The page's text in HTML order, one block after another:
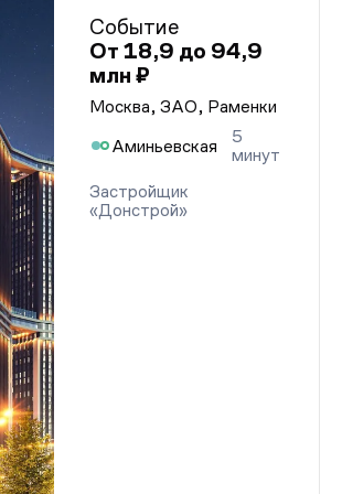
Событие
От 18,9 до 94,9
млн ₽
Москва, ЗАО, Раменки
Аминьевская
5
минут
Застройщик
«Донстрой»